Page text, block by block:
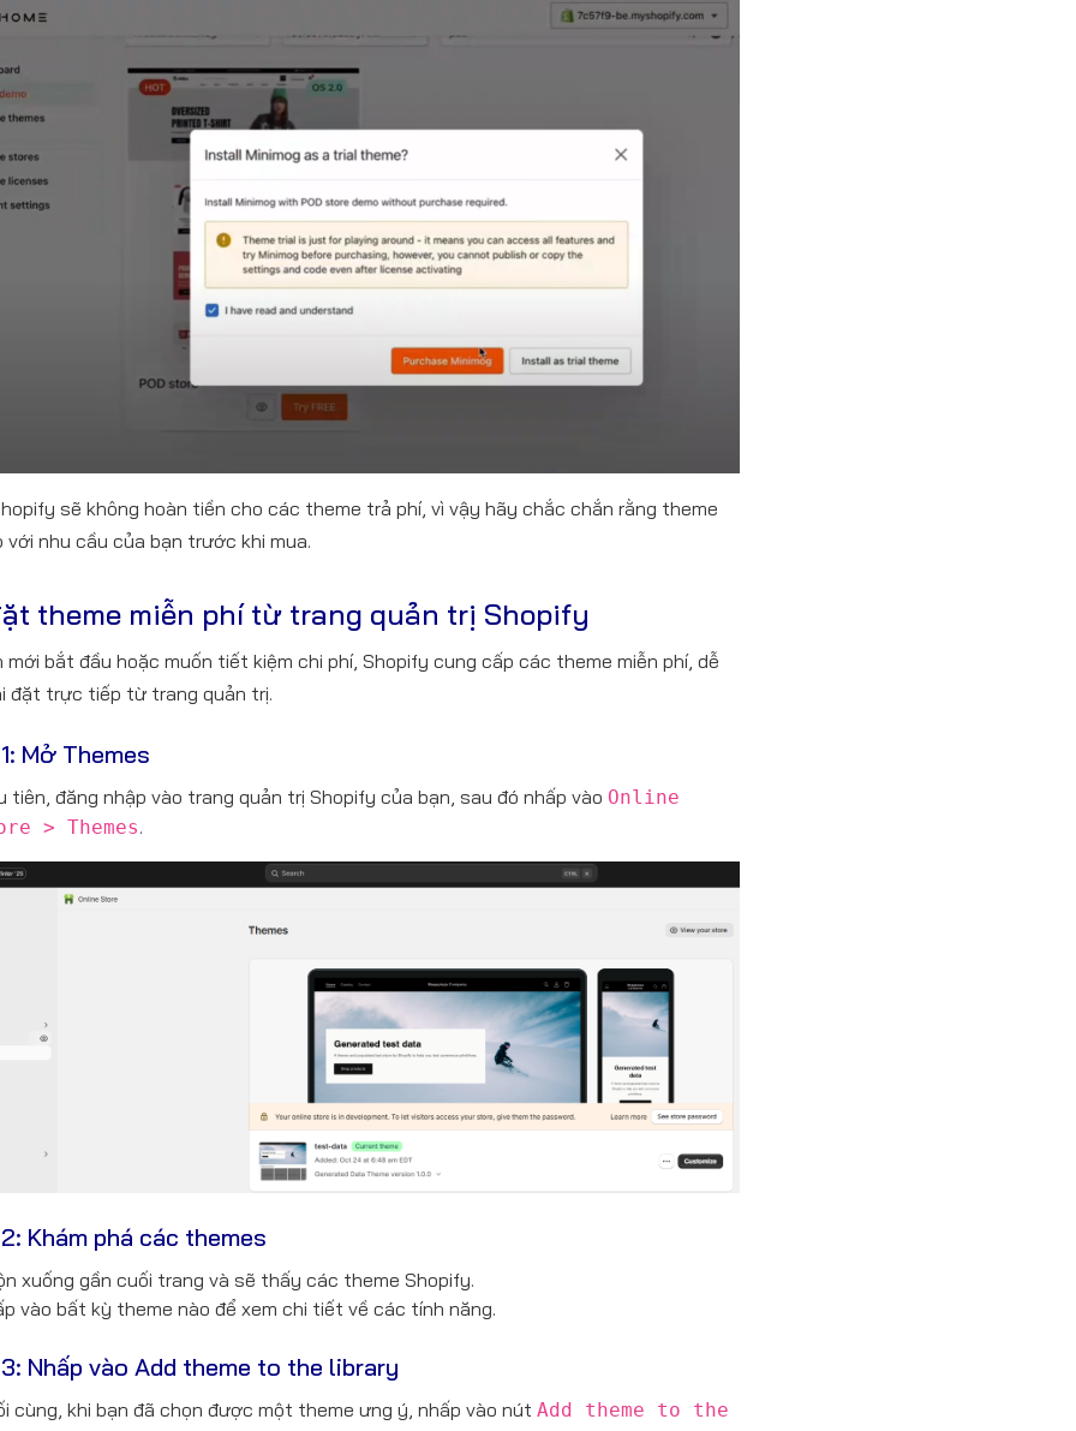
sẽ không hoàn tiền cho các theme trả phí, vì vậy hãy chắc chắn rằng theme
với nhu cầu của bạn trước khi mua.
theme miễn phí từ trang quản trị Shopify
mới bắt đầu hoặc muốn tiết kiệm chi phí, Shopify cung cấp các theme miễn phí, dễ
đặt trực tiếp từ trang quản trị.
Mở Themes
tiên, đăng nhập vào trang quản trị Shopify của bạn, sau đó nhấp vào Online
> Themes.
Khám phá các themes
xuống gần cuối trang và sẽ thấy các theme Shopify.
vào bất kỳ theme nào để xem chi tiết về các tính năng.
Nhấp vào Add theme to the library
cùng, khi bạn đã chọn được một theme ưng ý, nhấp vào nút Add theme to the